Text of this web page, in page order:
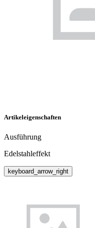
Artikeleigenschaften
Ausführung
Edelstahleffekt
keyboard_arrow_right